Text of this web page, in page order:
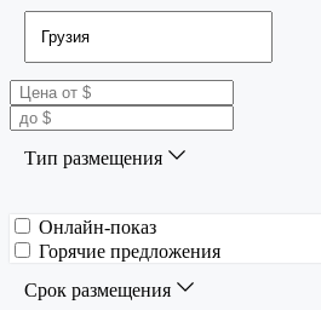
Тип размещения
Онлайн-показ
Горячие предложения
Срок размещения